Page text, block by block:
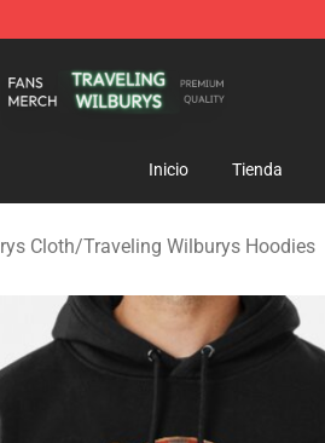
Inicio Tienda
Cloth/Traveling Wilburys Hoodies